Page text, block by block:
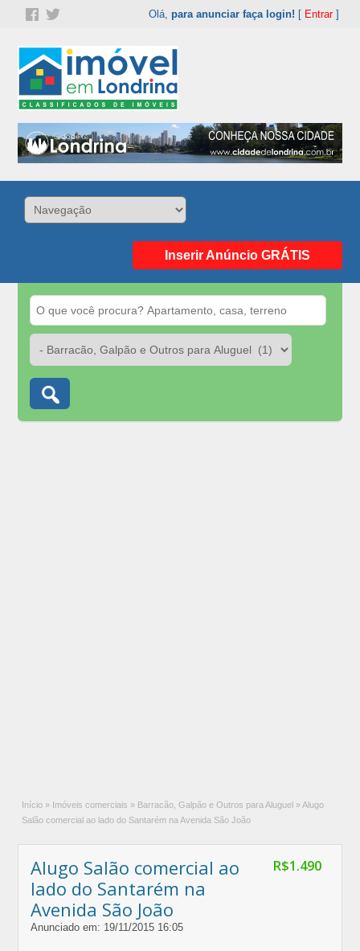
Olá, para anunciar faça login! [ Entrar]
Inserir Anúncio GRÁTIS
Início » Imóveis comerciais » Barracão, Galpão e Outros para Aluguel » Alugo
Salão comercial ao lado do Santarém na Avenida São João
R$1.490
Alugo Salão comercial ao
lado do Santarém na
Avenida São João
Anunciado em: 19/11/2015 16:05